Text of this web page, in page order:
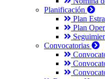
Planificación
Plan
Plan
Convocatorias